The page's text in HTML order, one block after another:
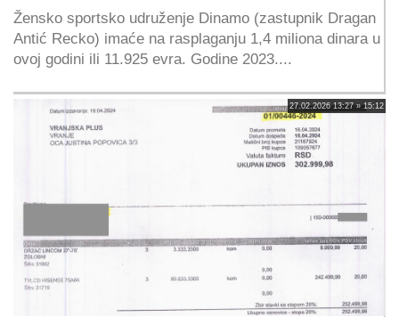
Žensko sportsko udruženje Dinamo (zastupnik Dragan
Antić Recko) imaće na rasplaganju 1,4 miliona dinara u
ovoj godini ili 11.925 evra. Godine 2023....
27.02.2026 13:27 » 15:12